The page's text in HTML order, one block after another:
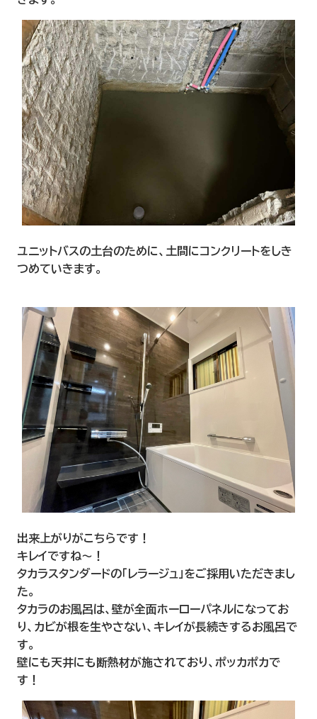
ユニットバスの土台のために、土間にコンクリートをしき
つめていきます。
出来上がりがこちらです！
キレイですね～！
タカラスタンダードの「レラージュ」をご採用いただきまし
た。
タカラのお風呂は、壁が全面ホーローパネルになってお
り、カビが根を生やさない、キレイが長続きするお風呂で
す。
壁にも天井にも断熱材が施されており、ポッカポカで
す！